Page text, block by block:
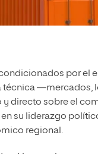
por el
técnica
directo sobre el
su liderazgo
regional.